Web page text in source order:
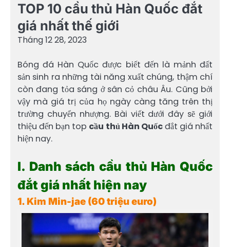
TOP 10 cầu thủ Hàn Quốc đắt
giá nhất thế giới
Tháng 12 28, 2023
Bóng đá Hàn Quốc được biết đến là mảnh đất
sản sinh ra những tài năng xuất chúng, thậm chí
còn đang tỏa sáng ở sân cỏ châu Âu. Cũng bởi
vậy mà giá trị của họ ngày càng tăng trên thị
trường chuyển nhượng. Bài viết dưới đây sẽ giới
thiệu đến bạn top cầu thủ Hàn Quốcđắt giá nhất
hiện nay.
I. Danh sách cầu thủ Hàn Quốc
đắt giá nhất hiện nay
1. Kim Min-jae (60 triệu euro)